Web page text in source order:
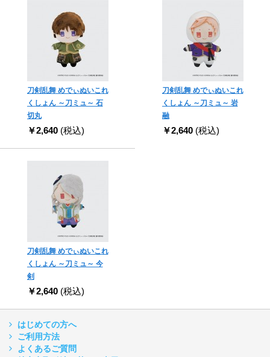
刀剣乱舞 めでぃぬいこれ
くしょん ～刀ミュ～ 石
切丸
￥2,640 (税込)
刀剣乱舞 めでぃぬいこれ
くしょん ～刀ミュ～ 岩
融
￥2,640 (税込)
刀剣乱舞 めでぃぬいこれ
くしょん ～刀ミュ～ 今
剣
￥2,640 (税込)
はじめての方へ
ご利用方法
よくあるご質問